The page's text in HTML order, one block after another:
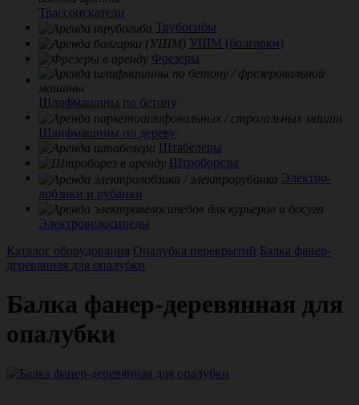
Трассоискатели
Трубогибы
УШМ (болгарки)
Фрезеры
Шлифмашины по бетону
Шлифмашины по дереву
Штабелеры
Штроборезы
Электро-
лобзики и рубанки
Электровелосипеды
Каталог оборудования Опалубка перекрытий Балка фанер-
деревянная для опалубки
Балка фанер-деревянная для
опалубки